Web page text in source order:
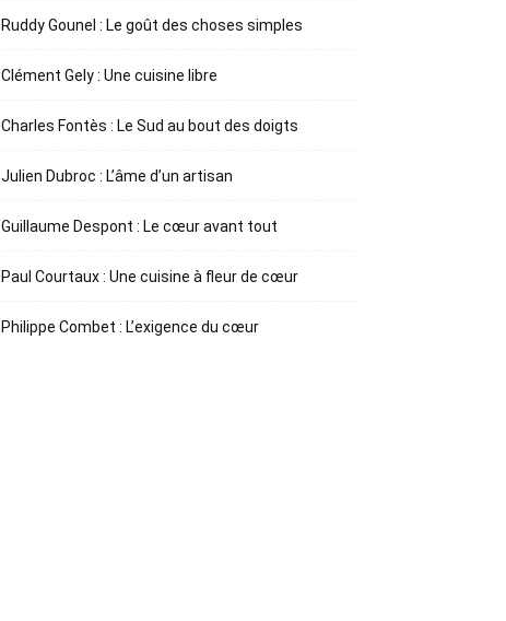
Ruddy Gounel : Le goût des choses simples
Clément Gely : Une cuisine libre
Charles Fontès : Le Sud au bout des doigts
Julien Dubroc : L’âme d’un artisan
Guillaume Despont : Le cœur avant tout
Paul Courtaux : Une cuisine à fleur de cœur
Philippe Combet : L’exigence du cœur